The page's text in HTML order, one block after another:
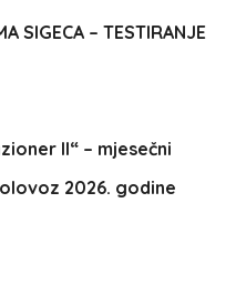
SIGECA – TESTIRANJE
II“ – mjesečni
2026. godine